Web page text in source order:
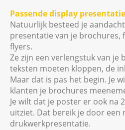
Passende display
Natuurlijk besteed je
presentatie van je brochures,
flyers.
Ze zijn een verlengstuk van je
teksten moeten kloppen, de
Maar dat is pas het begin. Je
klanten je brochures
Je wilt dat je poster er ook na
uitziet. Dat bereik je door een
drukwerkpresentatie.